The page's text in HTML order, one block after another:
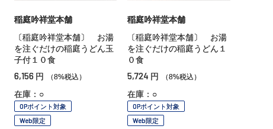
稲庭吟祥堂本舗
〔稲庭吟祥堂本舗〕 お湯
を注ぐだけの稲庭うどん玉
子付１０食
6,156 円 （8%税込）
在庫：○
OPポイント対象
Web限定
稲庭吟祥堂本舗
〔稲庭吟祥堂本舗〕 お湯
を注ぐだけの稲庭うどん１
０食
5,724 円 （8%税込）
在庫：○
OPポイント対象
Web限定